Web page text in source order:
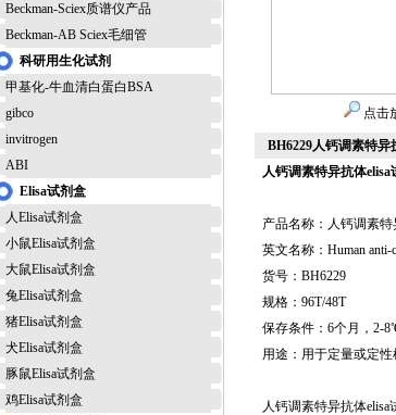
Beckman-Sciex质谱仪产品
Beckman-AB Sciex毛细管
科研用生化试剂
甲基化-牛血清白蛋白BSA
gibco
invitrogen
ABI
Elisa试剂盒
人Elisa试剂盒
小鼠Elisa试剂盒
大鼠Elisa试剂盒
兔Elisa试剂盒
猪Elisa试剂盒
犬Elisa试剂盒
豚鼠Elisa试剂盒
鸡Elisa试剂盒
点击
BH6229人钙调素特
人钙调素特异抗体elisa
产品名称：人钙调素
英文名称：Human anti-
货号：BH6229
规格：96T/48T
保存条件：6个月，2-
用途：用于定量或定
人钙调素特异抗体